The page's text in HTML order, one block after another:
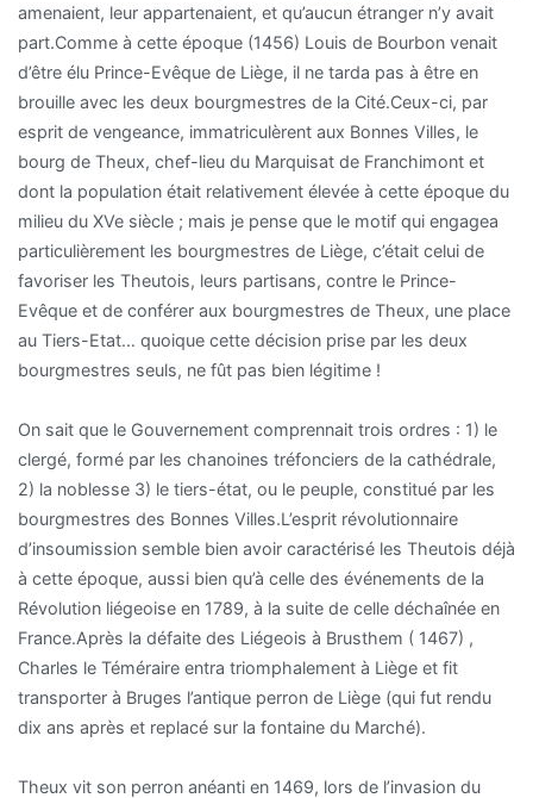
amenaient, leur appartenaient, et qu’aucun étranger n’y avait
part.Comme à cette époque (1456) Louis de Bourbon venait
d’être élu Prince-Evêque de Liège, il ne tarda pas à être en
brouille avec les deux bourgmestres de la Cité.Ceux-ci, par
esprit de vengeance, immatriculèrent aux Bonnes Villes, le
bourg de Theux, chef-lieu du Marquisat de Franchimont et
dont la population était relativement élevée à cette époque du
milieu du XVe siècle ; mais je pense que le motif qui engagea
particulièrement les bourgmestres de Liège, c’était celui de
favoriser les Theutois, leurs partisans, contre le Prince-
Evêque et de conférer aux bourgmestres de Theux, une place
au Tiers-Etat… quoique cette décision prise par les deux
bourgmestres seuls, ne fût pas bien légitime !
On sait que le Gouvernement comprennait trois ordres : 1) le
clergé, formé par les chanoines tréfonciers de la cathédrale,
2) la noblesse 3) le tiers-état, ou le peuple, constitué par les
bourgmestres des Bonnes Villes.L’esprit révolutionnaire
d’insoumission semble bien avoir caractérisé les Theutois déjà
à cette époque, aussi bien qu’à celle des événements de la
Révolution liégeoise en 1789, à la suite de celle déchaînée en
France.Après la défaite des Liégeois à Brusthem ( 1467) ,
Charles le Téméraire entra triomphalement à Liège et fit
transporter à Bruges l’antique perron de Liège (qui fut rendu
dix ans après et replacé sur la fontaine du Marché).
Theux vit son perron anéanti en 1469, lors de l’invasion du